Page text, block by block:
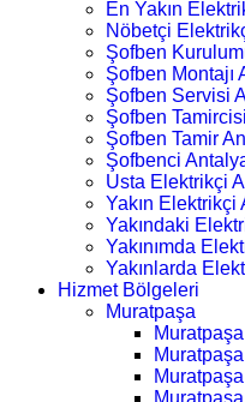
En Yakın
Nöbetçi
Şofben
Şofben Montajı
Şofben Servisi
Şofben
Şofben Tamir
Şofbenci
Usta Elektrikçi
Yakın Elektrikçi
Yakındaki
Yakınımda
Yakınlarda
Hizmet Bölgeleri
Muratpaşa